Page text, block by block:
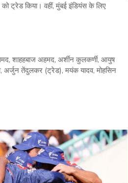
ट्रेड किया। वहीं, मुंबई इंडियंस के लिए
शाहहबाज अहमद, अर्शीन कुलकर्णी, आयुष
अर्जुन तेंदुलकर (ट्रेड), मयंक यादव, मोहसिन